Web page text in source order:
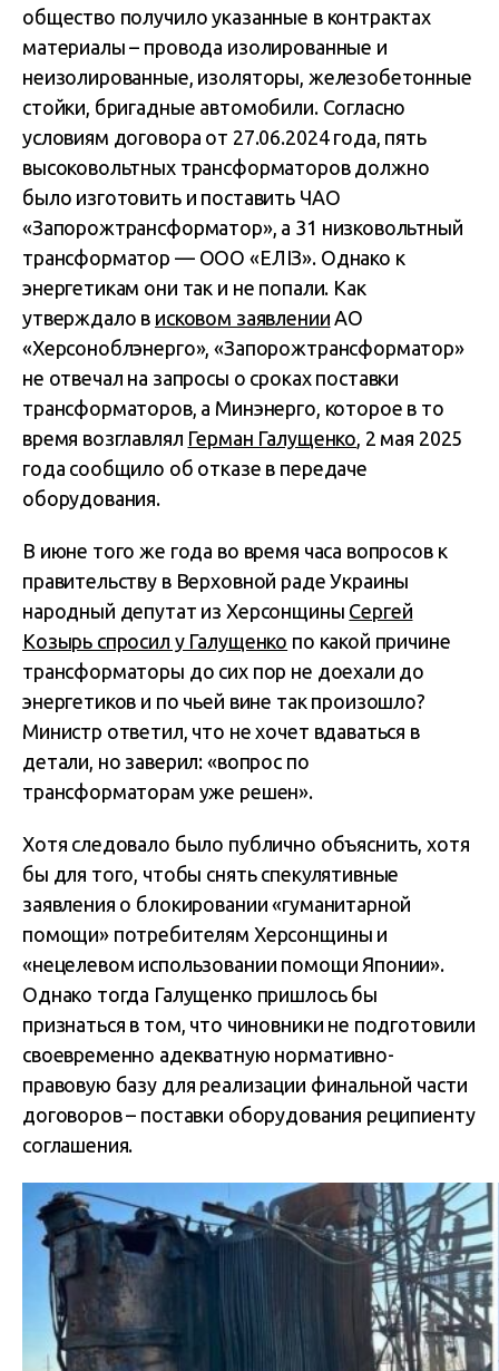
общество получило указанные в контрактах
материалы – провода изолированные и
неизолированные, изоляторы, железобетонные
стойки, бригадные автомобили. Согласно
условиям договора от 27.06.2024 года, пять
высоковольтных трансформаторов должно
было изготовить и поставить ЧАО
«Запорожтрансформатор», а 31 низковольтный
трансформатор — ООО «ЕЛІЗ». Однако к
энергетикам они так и не попали. Как
утверждало в исковом заявлении АО
«Херсоноблэнерго», «Запорожтрансформатор»
не отвечал на запросы о сроках поставки
трансформаторов, а Минэнерго, которое в то
время возглавлял Герман Галущенко, 2 мая 2025
года сообщило об отказе в передаче
оборудования.
В июне того же года во время часа вопросов к
правительству в Верховной раде Украины
народный депутат из Херсонщины Сергей
Козырь спросил у Галущенко по какой причине
трансформаторы до сих пор не доехали до
энергетиков и по чьей вине так произошло?
Министр ответил, что не хочет вдаваться в
детали, но заверил: «вопрос по
трансформаторам уже решен».
Хотя следовало было публично объяснить, хотя
бы для того, чтобы снять спекулятивные
заявления о блокировании «гуманитарной
помощи» потребителям Херсонщины и
«нецелевом использовании помощи Японии».
Однако тогда Галущенко пришлось бы
признаться в том, что чиновники не подготовили
своевременно адекватную нормативно-
правовую базу для реализации финальной части
договоров – поставки оборудования реципиенту
соглашения.